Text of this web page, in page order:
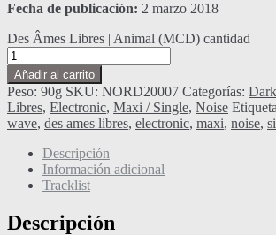
Fecha de publicación: 2 marzo 2018
Des Âmes Libres | Animal (MCD) cantidad
Añadir al carrito
Peso: 90g SKU: NORD20007 Categorías:
Libres, Electronic, Maxi / Single, Noise
wave, des ames libres, electronic, maxi, noise,
Descripción
Información adicional
Tracklist
Descripción